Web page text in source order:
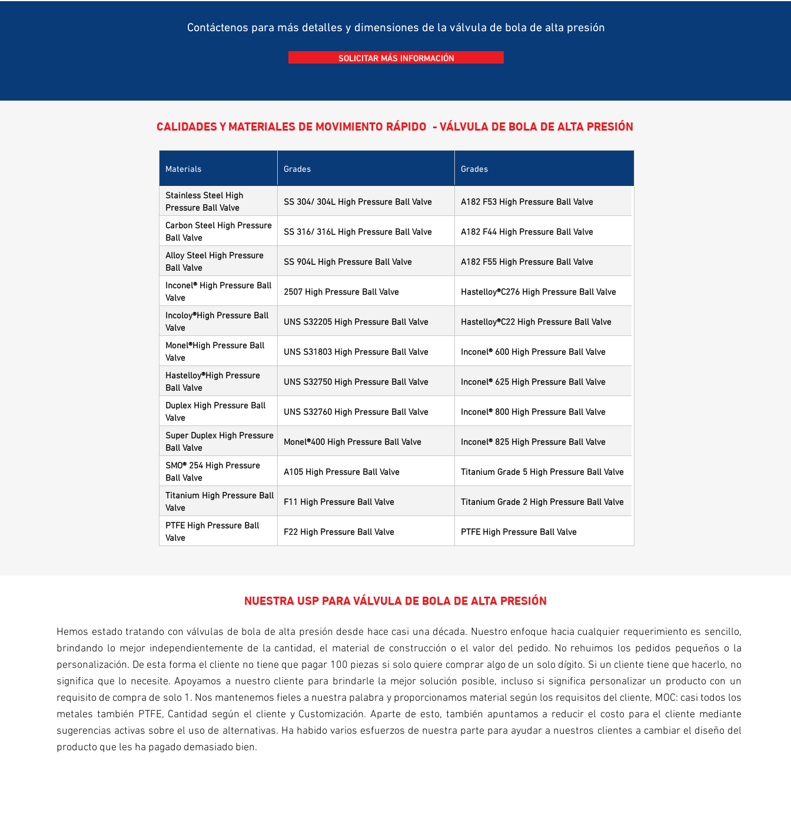
Contáctenos para más detalles y dimensiones de la válvula de bola de alta presión
SOLICITAR MÁS INFORMACIÓN
CALIDADES Y MATERIALES DE MOVIMIENTO RÁPIDO - VÁLVULA DE BOLA DE ALTA PRESIÓN
Materials Grades Grades
Stainless Steel High
Pressure Ball Valve
SS 304/ 304L High Pressure Ball Valve
A182 F53 High Pressure Ball Valve
Carbon Steel High Pressure
Ball Valve
SS 316/ 316L High Pressure Ball Valve
A182 F44 High Pressure Ball Valve
Alloy Steel High Pressure
Ball Valve
SS 904L High Pressure Ball Valve
A182 F55 High Pressure Ball Valve
Inconel® High Pressure Ball
Valve
2507 High Pressure Ball Valve
Hastelloy®C276 High Pressure Ball Valve
Incoloy®High Pressure Ball
Valve
UNS S32205 High Pressure Ball Valve
Hastelloy®C22 High Pressure Ball Valve
Monel®High Pressure Ball
Valve
UNS S31803 High Pressure Ball Valve
Inconel® 600 High Pressure Ball Valve
Hastelloy®High Pressure
Ball Valve
UNS S32750 High Pressure Ball Valve
Inconel® 625 High Pressure Ball Valve
Duplex High Pressure Ball
Valve
UNS S32760 High Pressure Ball Valve
Inconel® 800 High Pressure Ball Valve
Super Duplex High Pressure
Ball Valve
Monel®400 High Pressure Ball Valve
Inconel® 825 High Pressure Ball Valve
SMO® 254 High Pressure
Ball Valve
A105 High Pressure Ball Valve
Titanium Grade 5 High Pressure Ball Valve
Titanium High Pressure Ball
Valve
F11 High Pressure Ball Valve
Titanium Grade 2 High Pressure Ball Valve
PTFE High Pressure Ball
Valve
F22 High Pressure Ball Valve PTFE High Pressure Ball Valve
NUESTRA USP PARA VÁLVULA DE BOLA DE ALTA PRESIÓN
Hemos estado tratando con válvulas de bola de alta presión desde hace casi una década. Nuestro enfoque hacia cualquier requerimiento es sencillo,
brindando lo mejor independientemente de la cantidad, el material de construcción o el valor del pedido. No rehuimos los pedidos pequeños o la
personalización. De esta forma el cliente no tiene que pagar 100 piezas si solo quiere comprar algo de un solo dígito. Si un cliente tiene que hacerlo, no
significa que lo necesite. Apoyamos a nuestro cliente para brindarle la mejor solución posible, incluso si significa personalizar un producto con un
requisito de compra de solo 1. Nos mantenemos fieles a nuestra palabra y proporcionamos material según los requisitos del cliente, MOC: casi todos los
metales también PTFE, Cantidad según el cliente y Customización. Aparte de esto, también apuntamos a reducir el costo para el cliente mediante
sugerencias activas sobre el uso de alternativas. Ha habido varios esfuerzos de nuestra parte para ayudar a nuestros clientes a cambiar el diseño del
producto que les ha pagado demasiado bien.